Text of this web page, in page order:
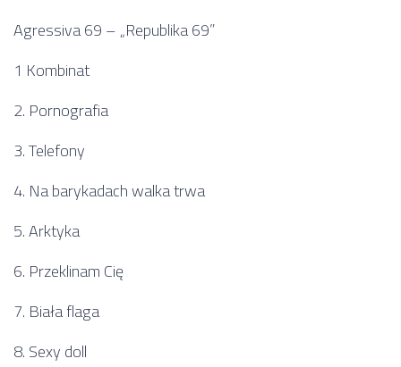
Agressiva 69 – „Republika 69”
1 Kombinat
2. Pornografia
3. Telefony
4. Na barykadach walka trwa
5. Arktyka
6. Przeklinam Cię
7. Biała flaga
8. Sexy doll